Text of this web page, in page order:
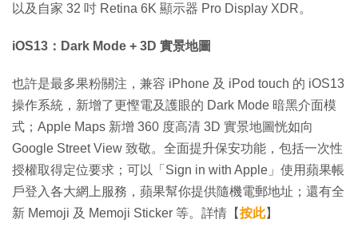
以及自家 32 吋 Retina 6K 顯示器 Pro Display XDR。
iOS13：Dark Mode + 3D 實景地圖
也許是最多果粉關注，兼容 iPhone 及 iPod touch 的 iOS13
操作系統，新增了更慳電及護眼的 Dark Mode 暗黑介面模
式；Apple Maps 新增 360 度高清 3D 實景地圖恍如向
Google Street View 致敬。全面提升保安功能，包括一次性
授權取得定位要求；可以「Sign in with Apple」使用蘋果帳
戶登入各大網上服務，蘋果幫你提供隨機電郵地址；還有全
新 Memoji 及 Memoji Sticker 等。詳情【按此】